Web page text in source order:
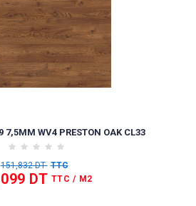
7,5MM WV4 PRESTON OAK CL33
151,832 DT TTC
DT TTC / M2